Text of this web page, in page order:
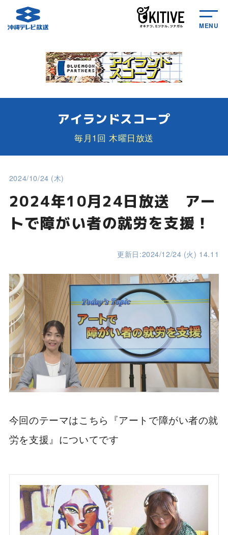
MENU
アイランドスコープ
毎月1回 木曜日放送
2024/10/24 (木)
2024年10月24日放送 アー
トで障がい者の就労を支援！
更新日:2024/12/24 (火) 14.11
今回のテーマはこちら『アートで障がい者の就
労を支援』についてです